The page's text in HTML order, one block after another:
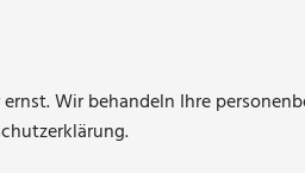
Wir behandeln Ihre